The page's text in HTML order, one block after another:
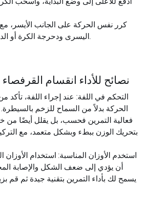
كرر نفس الحركة على الجانب الأيسر،
اليسرى ودحرجة الكرة أو الدمبل إلى اليسار.
نصائح للأداء انقسام
التحكم في اللفة: عند إجراء اللفة، تأكد
الحركة بدلاً من السماح للزخم بالسيطرة.
فعالية التمرين فحسب، بل يقلل أيضًا من
بتحريك الوزن ببطء وبشكل متعمد، مع
استخدم الأوزان المناسبة: استخدام الأوزان
أن يؤدي إلى ضعف الشكل والإصابة
يسمح لك بأداء التمرين بتقنية جيدة ثم قم